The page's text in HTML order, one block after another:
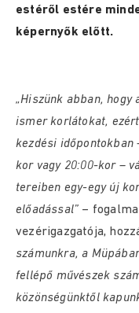
estéről estére
képernyők előtt.
„Hiszünk abban, hogy
ismer korlátokat,
kezdési időpontokban
kor vagy 20:00-kor –
tereiben egy-egy új
előadással” –
vezérigazgatója,
számunkra, a
fellépő művészek
közönségünktől